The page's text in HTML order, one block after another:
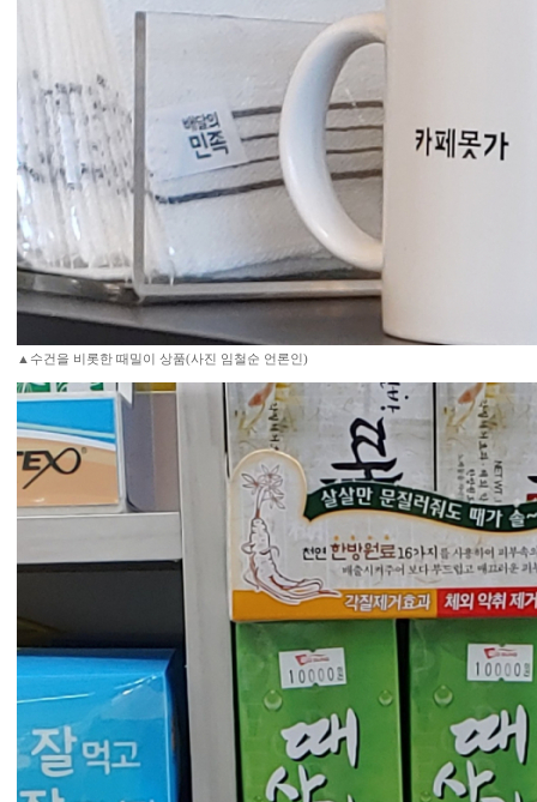
▲수건을 비롯한 때밀이 상품(사진 임철순 언론인)